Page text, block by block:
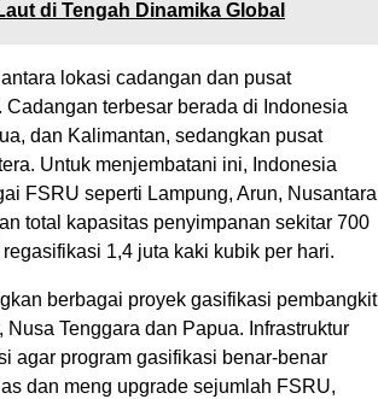
di Tengah Dinamika Global
lokasi cadangan dan pusat
terbesar berada di Indonesia
dan Kalimantan, sedangkan pusat
Untuk menjembatani ini, Indonesia
FSRU seperti Lampung, Arun, Nusantara
total kapasitas penyimpanan sekitar 700
1,4 juta kaki kubik per hari.
berbagai proyek gasifikasi pembangkit
Tenggara dan Papua. Infrastruktur
agar program gasifikasi benar-benar
dan meng upgrade sejumlah FSRU,